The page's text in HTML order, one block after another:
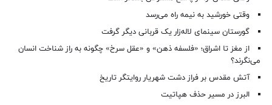
وقتی خورشید به نیمه راه می‌رسد
گورستان سینمای لاله‌زار یک قربانی دیگر گرفت
از مغز تا اشراق؛ «فلسفه ذهن» و «عقل سرخ» چگونه به راز شناخت انسان
می‌نگرند؟
آتش مقدس بر فراز دشت شهریار روایتگر تاریخ
البرز در مسیر حذف هپاتیت